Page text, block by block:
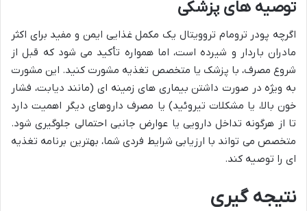
توصیه های پزشکی
اگرچه پودر ترومام تروویتال یک مکمل غذایی ایمن و مفید برای اکثر
مادران باردار و شیرده است، اما همواره تأکید می شود که قبل از
شروع مصرف، با پزشک یا متخصص تغذیه مشورت کنید. این مشورت
به ویژه در صورت داشتن بیماری های زمینه ای (مانند دیابت، فشار
خون بالا، یا مشکلات تیروئید) یا مصرف داروهای دیگر اهمیت دارد
تا از هرگونه تداخل دارویی یا عوارض جانبی احتمالی جلوگیری شود.
متخصص می تواند با ارزیابی شرایط فردی شما، بهترین برنامه تغذیه
ای را توصیه کند.
نتیجه گیری